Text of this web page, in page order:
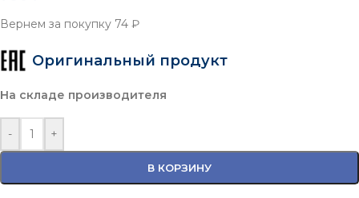
Вернем за покупку 74 ₽
Оригинальный продукт
На складе производителя
- +
В КОРЗИНУ